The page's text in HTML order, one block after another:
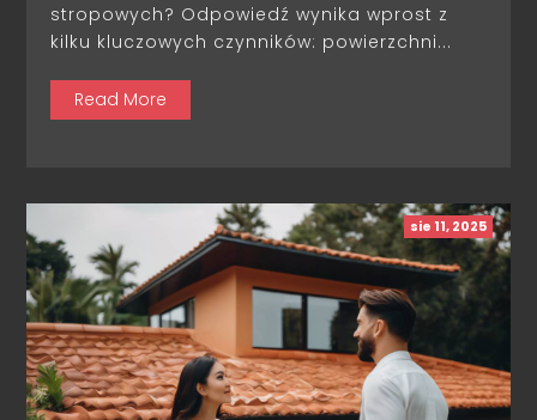
stropowych? Odpowiedź wynika wprost z
kilku kluczowych czynników: powierzchni...
Read More
sie 11, 2025